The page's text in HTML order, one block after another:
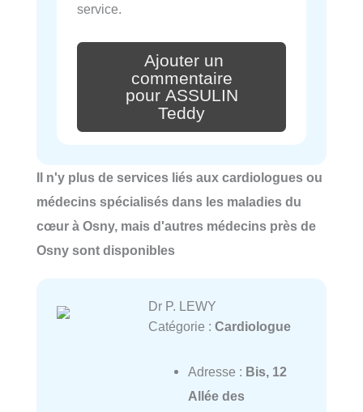
service.
Ajouter un
commentaire
pour ASSULIN
Teddy
Il n'y plus de services liés aux cardiologues ou
médecins spécialisés dans les maladies du
cœur à Osny, mais d'autres médecins près de
Osny sont disponibles
Dr P. LEWY
Catégorie : Cardiologue
Adresse : Bis, 12
Allée des